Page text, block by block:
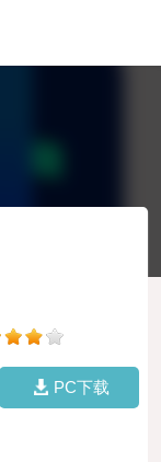
PC下载